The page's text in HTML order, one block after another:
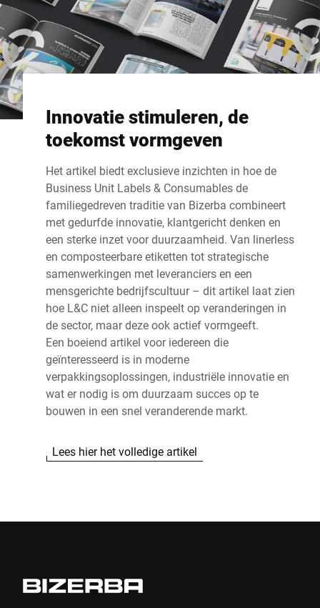
Innovatie stimuleren, de
toekomst vormgeven
Het artikel biedt exclusieve inzichten in hoe de
Business Unit Labels & Consumables de
familiegedreven traditie van Bizerba combineert
met gedurfde innovatie, klantgericht denken en
een sterke inzet voor duurzaamheid. Van linerless
en composteerbare etiketten tot strategische
samenwerkingen met leveranciers en een
mensgerichte bedrijfscultuur – dit artikel laat zien
hoe L&C niet alleen inspeelt op veranderingen in
de sector, maar deze ook actief vormgeeft.
Een boeiend artikel voor iedereen die
geïnteresseerd is in moderne
verpakkingsoplossingen, industriële innovatie en
wat er nodig is om duurzaam succes op te
bouwen in een snel veranderende markt.
Lees hier het volledige artikel